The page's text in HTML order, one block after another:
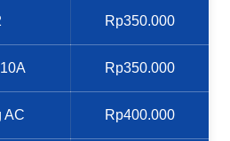
Rp350.000
Rp350.000
AC Rp400.000